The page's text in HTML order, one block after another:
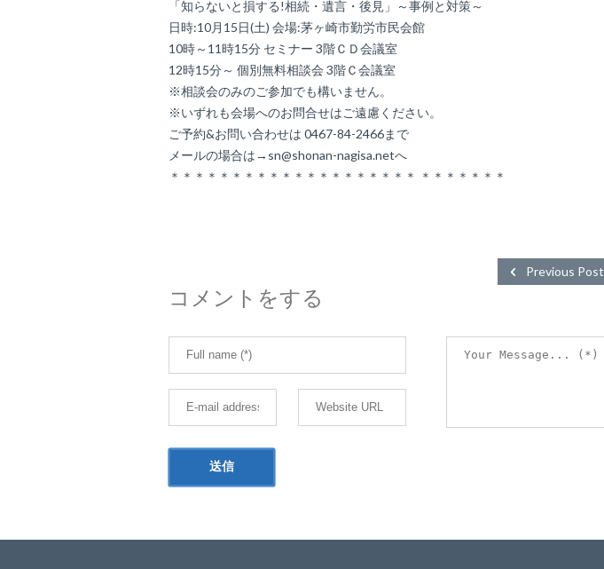
「知らないと損する!相続・遺言・後見」～事例と対策～
日時:10月15日(土) 会場:茅ヶ崎市勤労市民会館
10時～11時15分 セミナー 3階ＣＤ会議室
12時15分～ 個別無料相談会 3階Ｃ会議室
※相談会のみのご参加でも構いません。
※いずれも会場へのお問合せはご遠慮ください。
ご予約&お問い合わせは 0467-84-2466まで
メールの場合は→sn@shonan-nagisa.netへ
＊＊＊＊＊＊＊＊＊＊＊＊＊＊＊＊＊＊＊＊ ＊＊＊＊＊＊＊
Previous Post
コメントをする